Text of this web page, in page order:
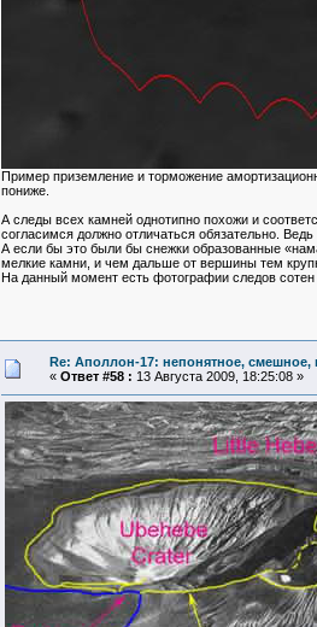
Пример приземление и торможение
пониже.
А следы всех камней однотипно похожи и
согласимся должно отличаться обязательно.
А если бы это были бы снежки образованные
мелкие камни, и чем дальше от вершины тем
На данный момент есть фотографии следов
Re: Аполлон-17: непонятное, смешное,
« Ответ #58 : 13 Августа 2009, 18:25:08 »